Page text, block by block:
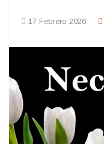
17 Febrero 2026